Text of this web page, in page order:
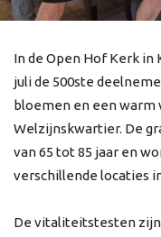
In de Open Hof Kerk in
juli de 500ste
bloemen en een warm
Welzijnskwartier. De
van 65 tot 85 jaar en
verschillende locaties
De vitaliteitstesten